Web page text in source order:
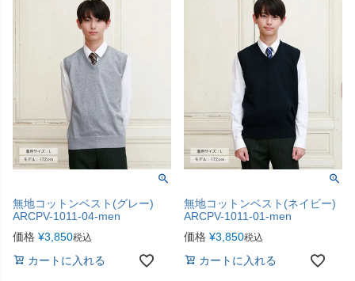
無地コットンベスト(グレー)
ARCPV-1011-04-men
価格 ¥3,850税込
カートに入れる
無地コットンベスト(ネイビー)
ARCPV-1011-01-men
価格 ¥3,850税込
カートに入れる